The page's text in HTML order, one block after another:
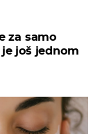
za samo
još jednom